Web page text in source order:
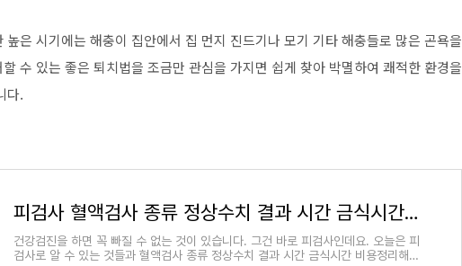
은 시기에는 해충이 집안에서 집 먼지 진드기나 모기 기타 해충들로 많은 곤욕을
수 있는 좋은 퇴치법을 조금만 관심을 가지면 쉽게 찾아 박멸하여 쾌적한 환경을
다.
피검사 혈액검사 종류 정상수치 결과 시간 금식시간 비용정리
건강검진을 하면 꼭 빠질 수 없는 것이 있습니다. 그건 바로 피검사인데요. 오늘은 피
검사로 알 수 있는 것들과 혈액검사 종류 정상수치 결과 시간 금식시간 비용정리해